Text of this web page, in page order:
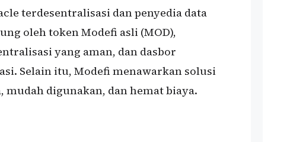
terdesentralisasi dan penyedia data
oleh token Modefi asli (MOD),
yang aman, dan dasbor
Selain itu, Modefi menawarkan solusi
mudah digunakan, dan hemat biaya.